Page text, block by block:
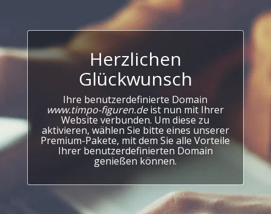
Herzlichen
Glückwunsch
Ihre benutzerdefinierte Domain
www.timpo-figuren.deist nun mit Ihrer
Website verbunden. Um diese zu
aktivieren, wählen Sie bitte eines unserer
Premium-Pakete, mit dem Sie alle Vorteile
Ihrer benutzerdefinierten Domain
genießen können.